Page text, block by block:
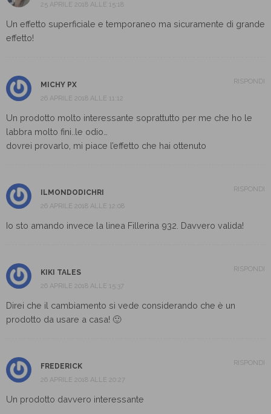
25 APRILE 2018 ALLE 15:18
Un effetto superficiale e temporaneo ma sicuramente di grande
effetto!
MICHY PX
26 APRILE 2018 ALLE 11:12
Un prodotto molto interessante soprattutto per me che ho le
labbra molto fini..le odio…
dovrei provarlo, mi piace l’effetto che hai ottenuto
RISPONDI
ILMONDODICHRI
26 APRILE 2018 ALLE 12:08
Io sto amando invece la linea Fillerina 932. Davvero valida!
RISPONDI
KIKI TALES
26 APRILE 2018 ALLE 15:37
Direi che il cambiamento si vede considerando che è un
prodotto da usare a casa! 🙂
RISPONDI
FREDERICK
26 APRILE 2018 ALLE 20:27
Un prodotto davvero interessante
RISPONDI